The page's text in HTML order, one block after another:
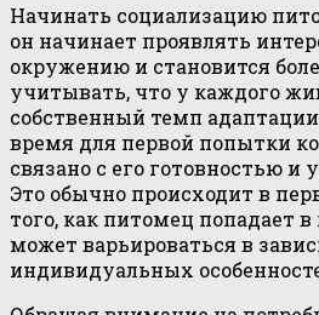
Начинать социализацию
он начинает проявлять
окружению и становится
учитывать, что у каждого
собственный темп
время для первой попытки
связано с его готовностью и
Это обычно происходит в
того, как питомец попадает
может варьироваться в
индивидуальных